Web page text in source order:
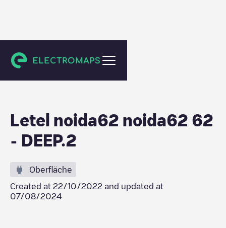
Noida
Letel noida62 noida62 62
- DEEP.2
Oberfläche
Created at 22/10/2022 and updated at
07/08/2024